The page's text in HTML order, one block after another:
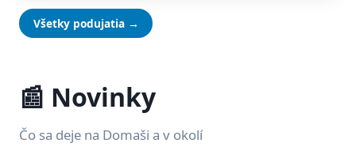
Všetky podujatia →
📰 Novinky
Čo sa deje na Domaši a v okolí